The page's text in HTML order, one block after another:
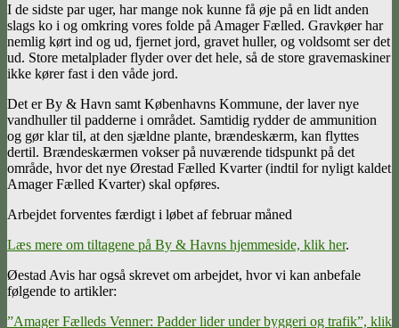
I de sidste par uger, har mange nok kunne få øje på en lidt anden
slags ko i og omkring vores folde på Amager Fælled. Gravkøer har
nemlig kørt ind og ud, fjernet jord, gravet huller, og voldsomt ser det
ud. Store metalplader flyder over det hele, så de store gravemaskiner
ikke kører fast i den våde jord.
Det er By & Havn samt Københavns Kommune, der laver nye
vandhuller til padderne i området. Samtidig rydder de ammunition
og gør klar til, at den sjældne plante, brændeskærm, kan flyttes
dertil. Brændeskærmen vokser på nuværende tidspunkt på det
område, hvor det nye Ørestad Fælled Kvarter (indtil for nyligt kaldet
Amager Fælled Kvarter) skal opføres.
Arbejdet forventes færdigt i løbet af februar måned
Læs mere om tiltagene på By & Havns hjemmeside, klik her.
Øestad Avis har også skrevet om arbejdet, hvor vi kan anbefale
følgende to artikler:
”Amager Fælleds Venner: Padder lider under byggeri og trafik”, klik